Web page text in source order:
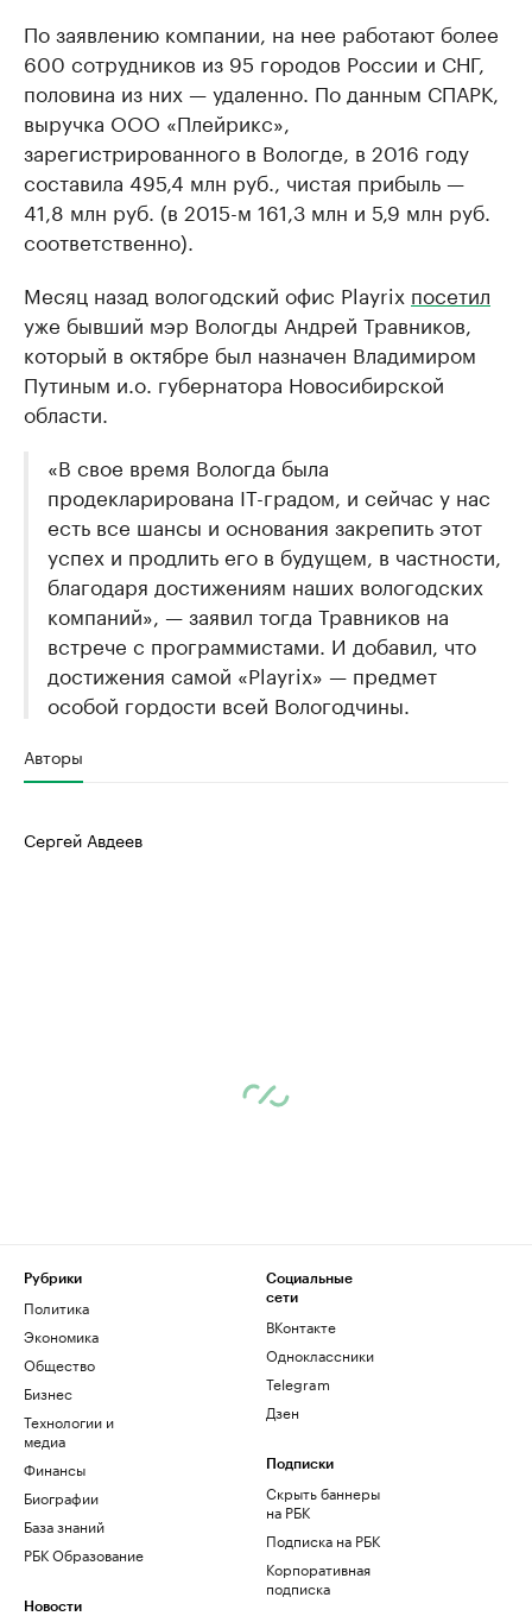
По заявлению компании, на нее работают более
600 сотрудников из 95 городов России и СНГ,
половина из них — удаленно. По данным СПАРК,
выручка ООО «Плейрикс»,
зарегистрированного в Вологде, в 2016 году
составила 495,4 млн руб., чистая прибыль —
41,8 млн руб. (в 2015-м 161,3 млн и 5,9 млн руб.
соответственно).
Месяц назад вологодский офис Playrix посетил
уже бывший мэр Вологды Андрей Травников,
который в октябре был назначен Владимиром
Путиным и.о. губернатора Новосибирской
области.
«В свое время Вологда была
продекларирована IT-градом, и сейчас у нас
есть все шансы и основания закрепить этот
успех и продлить его в будущем, в частности,
благодаря достижениям наших вологодских
компаний», — заявил тогда Травников на
встрече с программистами. И добавил, что
достижения самой «Playrix» — предмет
особой гордости всей Вологодчины.
Авторы
Сергей Авдеев
Рубрики
Политика
Экономика
Общество
Бизнес
Технологии и
медиа
Финансы
Биографии
База знаний
РБК Образование
Новости
Социальные
сети
ВКонтакте
Одноклассники
Telegram
Дзен
Подписки
Скрыть баннеры
на РБК
Подписка на РБК
Корпоративная
подписка